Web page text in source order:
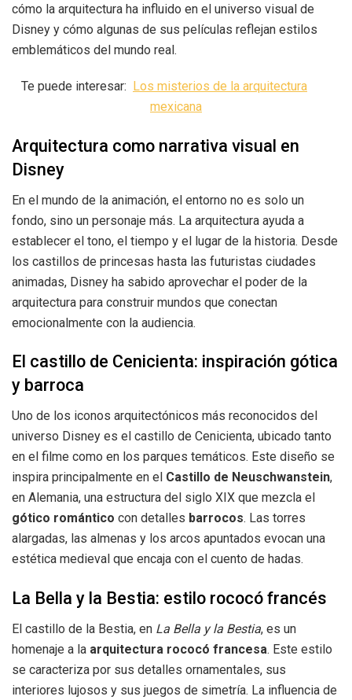
cómo la arquitectura ha influido en el universo visual de
Disney y cómo algunas de sus películas reflejan estilos
emblemáticos del mundo real.
Te puede interesar:
Los misterios de la arquitectura
mexicana
Arquitectura como narrativa visual en
Disney
En el mundo de la animación, el entorno no es solo un
fondo, sino un personaje más. La arquitectura ayuda a
establecer el tono, el tiempo y el lugar de la historia. Desde
los castillos de princesas hasta las futuristas ciudades
animadas, Disney ha sabido aprovechar el poder de la
arquitectura para construir mundos que conectan
emocionalmente con la audiencia.
El castillo de Cenicienta: inspiración gótica
y barroca
Uno de los iconos arquitectónicos más reconocidos del
universo Disney es el castillo de Cenicienta, ubicado tanto
en el filme como en los parques temáticos. Este diseño se
inspira principalmente en el Castillo de Neuschwanstein,
en Alemania, una estructura del siglo XIX que mezcla el
gótico romántico con detalles barrocos. Las torres
alargadas, las almenas y los arcos apuntados evocan una
estética medieval que encaja con el cuento de hadas.
La Bella y la Bestia: estilo rococó francés
El castillo de la Bestia, en La Bella y la Bestia, es un
homenaje a la arquitectura rococó francesa. Este estilo
se caracteriza por sus detalles ornamentales, sus
interiores lujosos y sus juegos de simetría. La influencia de